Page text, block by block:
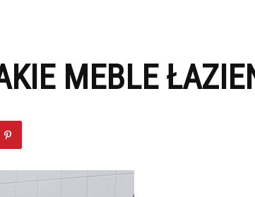
MEBLE